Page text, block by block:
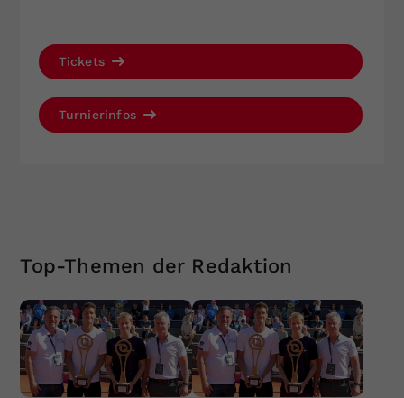
Tickets
Turnierinfos
Top-Themen der Redaktion